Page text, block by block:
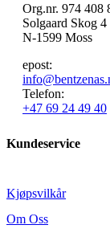
Org.nr. 974 408
Solgaard Skog 4
N-1599 Moss
epost:
Telefon:
+47 69 24 49 40
Kundeservice
Kjøpsvilkår
Om Oss